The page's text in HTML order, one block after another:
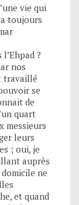
vie qui
toujours
?
nos
travaillé
se
de
quart
messieurs
leurs
; oui, je
auprès
ne
et quand